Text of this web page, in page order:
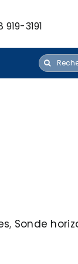
919-3191
, Sonde